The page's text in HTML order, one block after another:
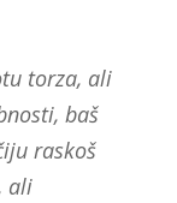
torza, ali
baš
raskoš
ali